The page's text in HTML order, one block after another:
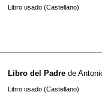
Libro usado (Castellano)
Libro del Padre de
Libro usado (Castellano)